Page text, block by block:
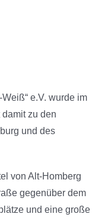
e.V. wurde im
zu den
und des
von Alt-Homberg
gegenüber dem
und eine große